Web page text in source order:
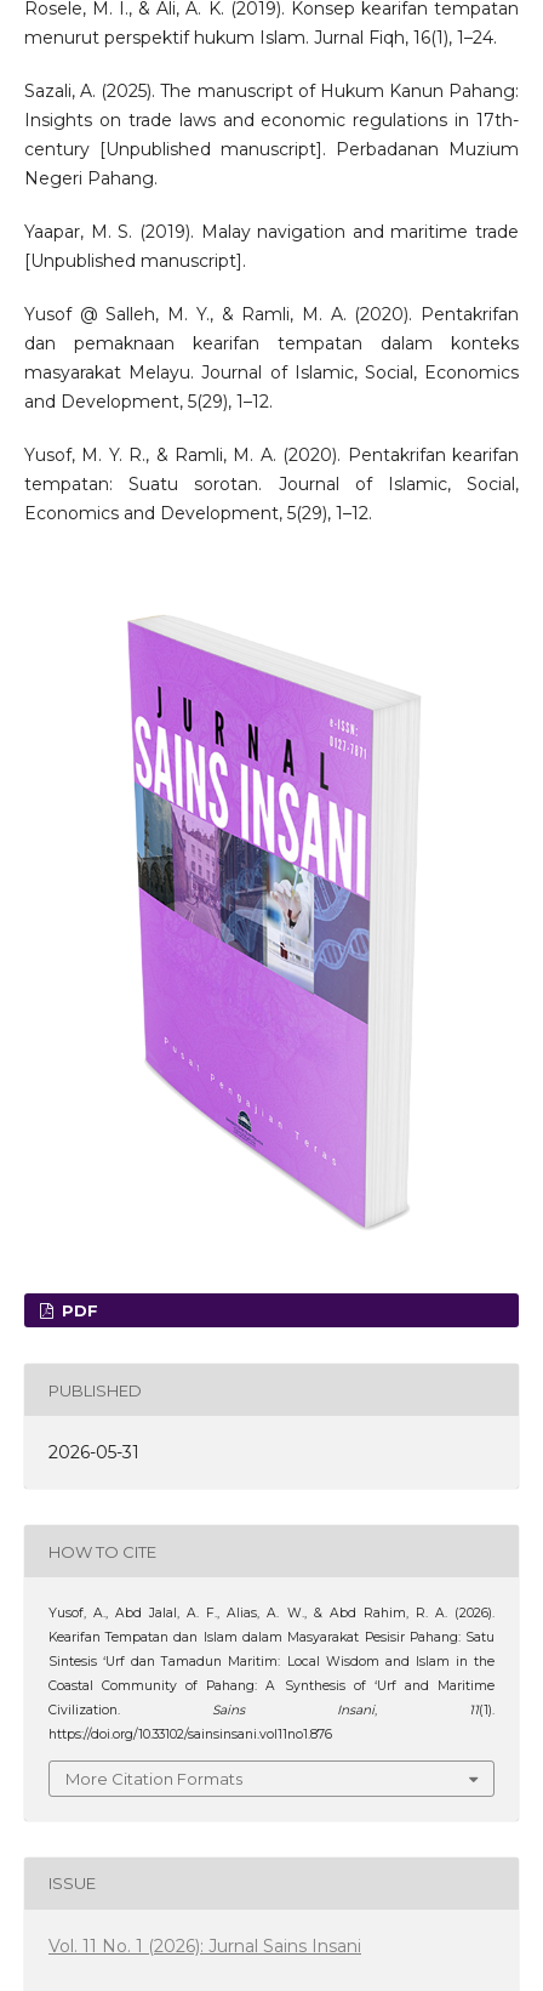
Rosele, M. I., & Ali, A. K. (2019). Konsep kearifan tempatan
menurut perspektif hukum Islam. Jurnal Fiqh, 16(1), 1–24.
Sazali, A. (2025). The manuscript of Hukum Kanun Pahang:
Insights on trade laws and economic regulations in 17th-
century [Unpublished manuscript]. Perbadanan Muzium
Negeri Pahang.
Yaapar, M. S. (2019). Malay navigation and maritime trade
[Unpublished manuscript].
Yusof @ Salleh, M. Y., & Ramli, M. A. (2020). Pentakrifan
dan pemaknaan kearifan tempatan dalam konteks
masyarakat Melayu. Journal of Islamic, Social, Economics
and Development, 5(29), 1–12.
Yusof, M. Y. R., & Ramli, M. A. (2020). Pentakrifan kearifan
tempatan: Suatu sorotan. Journal of Islamic, Social,
Economics and Development, 5(29), 1–12.
PDF
PUBLISHED
2026-05-31
HOW TO CITE
Yusof, A., Abd Jalal, A. F., Alias, A. W., & Abd Rahim, R. A. (2026).
Kearifan Tempatan dan Islam dalam Masyarakat Pesisir Pahang: Satu
Sintesis ‘Urf dan Tamadun Maritim: Local Wisdom and Islam in the
Coastal Community of Pahang: A Synthesis of ‘Urf and Maritime
Civilization. Sains Insani, 11(1).
https://doi.org/10.33102/sainsinsani.vol11no1.876
More Citation Formats
ISSUE
Vol. 11 No. 1 (2026): Jurnal Sains Insani